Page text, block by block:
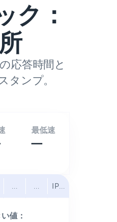
ク：
応答時間と
タンプ。
最低速
—
アフリカアジア太平洋
IPv6
値：